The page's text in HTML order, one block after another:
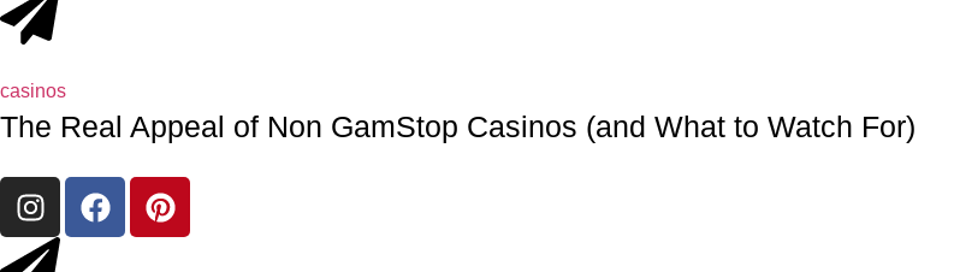
casinos
The Real Appeal of Non GamStop Casinos (and What to Watch For)